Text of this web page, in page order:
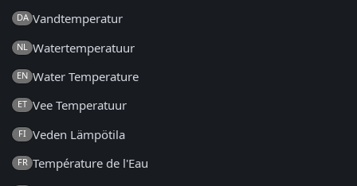
DA Vandtemperatur
NL Watertemperatuur
EN Water Temperature
ET Vee Temperatuur
FI Veden Lämpötila
FR Température de l'Eau